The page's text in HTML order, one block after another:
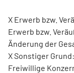
X Erwerb bzw.
Erwerb bzw.
Änderung der
X Sonstiger Grund:
Freiwillige